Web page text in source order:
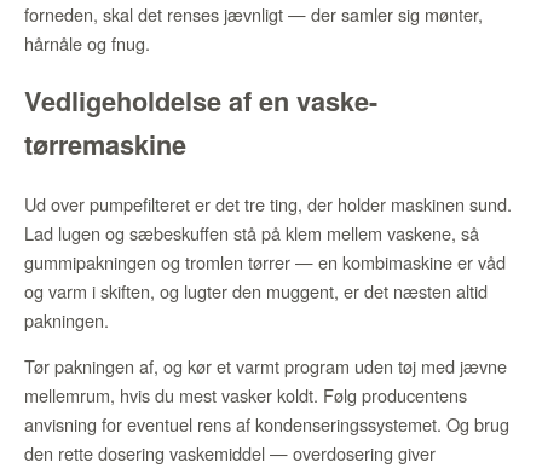
forneden, skal det renses jævnligt — der samler sig mønter,
hårnåle og fnug.
Vedligeholdelse af en vaske-
tørremaskine
Ud over pumpefilteret er det tre ting, der holder maskinen sund.
Lad lugen og sæbeskuffen stå på klem mellem vaskene, så
gummipakningen og tromlen tørrer — en kombimaskine er våd
og varm i skiften, og lugter den muggent, er det næsten altid
pakningen.
Tør pakningen af, og kør et varmt program uden tøj med jævne
mellemrum, hvis du mest vasker koldt. Følg producentens
anvisning for eventuel rens af kondenseringssystemet. Og brug
den rette dosering vaskemiddel — overdosering giver